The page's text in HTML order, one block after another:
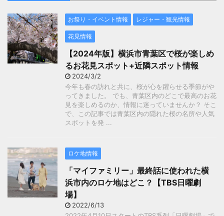
お祭り・イベント情報 レジャー・観光情報
花見情報
【2024年版】横浜市青葉区で桜が楽しめ
るお花見スポット+近隣スポット情報
2024/3/2
今年も春の訪れと共に、桜が心を躍らせる季節がや
ってきました。 でも、青葉区内のどこで最高のお花
見を楽しめるのか、情報に迷っていませんか？ そこ
で、この記事では青葉区内の隠れた桜の名所や人気
スポットを発 ...
ロケ地情報
「マイファミリー」最終話に使われた横
浜市内のロケ地はどこ？【TBS日曜劇
場】
2022/6/13